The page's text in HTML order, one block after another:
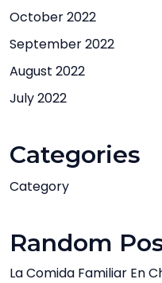
October 2022
September 2022
August 2022
July 2022
Categories
Category
Random
La Comida Familiar En